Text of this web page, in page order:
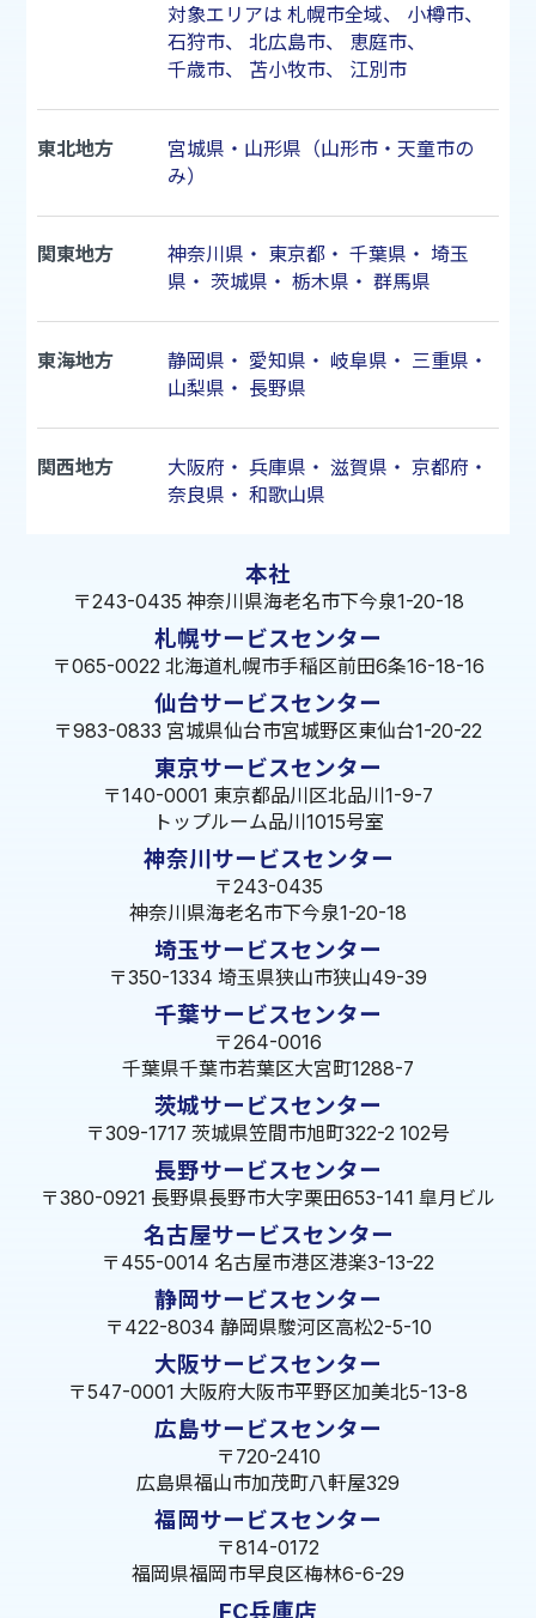
対象エリアは 札幌市全域、 小樽市、
石狩市、 北広島市、 恵庭市、
千歳市、 苫小牧市、 江別市
東北地方
宮城県・山形県（山形市・天童市の
み）
関東地方 神奈川県 ・ 東京都・ 千葉県 ・ 埼玉
県 ・ 茨城県 ・ 栃木県 ・ 群馬県
東海地方 静岡県 ・ 愛知県 ・ 岐阜県 ・ 三重県 ・
山梨県 ・ 長野県
関西地方 大阪府 ・ 兵庫県 ・ 滋賀県 ・ 京都府 ・
奈良県 ・ 和歌山県
本社
〒243-0435 神奈川県海老名市下今泉1-20-18
札幌サービスセンター
〒065-0022 北海道札幌市手稲区前田6条16-18-16
仙台サービスセンター
〒983-0833 宮城県仙台市宮城野区東仙台1-20-22
東京サービスセンター
〒140-0001 東京都品川区北品川1-9-7
トップルーム品川1015号室
神奈川サービスセンター
〒243-0435
神奈川県海老名市下今泉1-20-18
埼玉サービスセンター
〒350-1334 埼玉県狭山市狭山49-39
千葉サービスセンター
〒264-0016
千葉県千葉市若葉区大宮町1288-7
茨城サービスセンター
〒309-1717 茨城県笠間市旭町322-2 102号
長野サービスセンター
〒380-0921 長野県長野市大字栗田653-141 皐月ビル
名古屋サービスセンター
〒455-0014 名古屋市港区港楽3-13-22
静岡サービスセンター
〒422-8034 静岡県駿河区高松2-5-10
大阪サービスセンター
〒547-0001 大阪府大阪市平野区加美北5-13-8
広島サービスセンター
〒720-2410
広島県福山市加茂町八軒屋329
福岡サービスセンター
〒814-0172
福岡県福岡市早良区梅林6-6-29
FC兵庫店